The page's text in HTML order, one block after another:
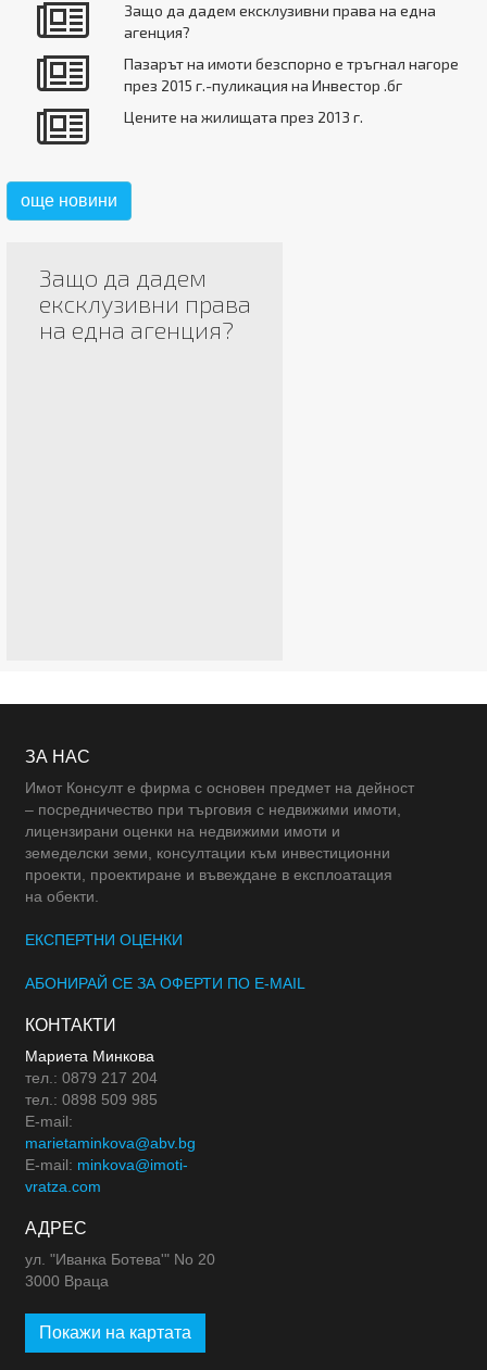
Защо да дадем ексклузивни права на една
агенция?
Пазарът на имоти безспорно е тръгнал нагоре
през 2015 г.-пуликация на Инвестор .бг
Цените на жилищата през 2013 г.
още новини
Защо да дадем
ексклузивни права
на една агенция?
ЗА НАС
Имот Консулт е фирма с основен предмет на дейност
– посредничество при търговия с недвижими имоти,
лицензирани оценки на недвижими имоти и
земеделски земи, консултации към инвестиционни
проекти, проектиране и въвеждане в експлоатация
на обекти.
ЕКСПЕРТНИ ОЦЕНКИ
АБОНИРАЙ СЕ ЗА ОФЕРТИ ПО E-MAIL
КОНТАКТИ
Мариета Минкова
тел.: 0879 217 204
тел.: 0898 509 985
E-mail:
marietaminkova@abv.bg
E-mail: minkova@imoti-
vratza.com
АДРЕС
ул. "Иванка Ботева'" No 20
3000 Враца
Покажи на картата